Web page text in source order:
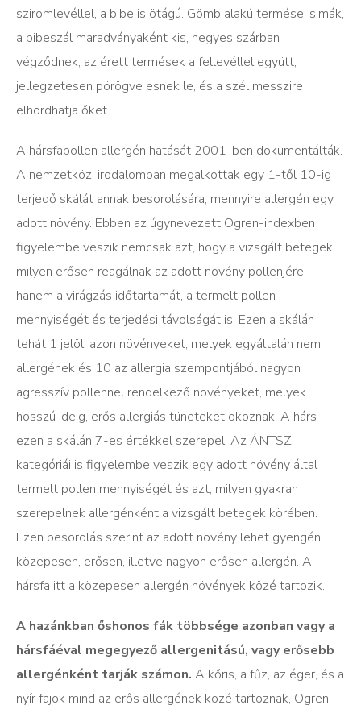
sziromlevéllel, a bibe is ötágú. Gömb alakú termései simák,
a bibeszál maradványaként kis, hegyes szárban
végződnek, az érett termések a fellevéllel együtt,
jellegzetesen pörögve esnek le, és a szél messzire
elhordhatja őket.
A hársfapollen allergén hatását 2001-ben dokumentálták.
A nemzetközi irodalomban megalkottak egy 1-től 10-ig
terjedő skálát annak besorolására, mennyire allergén egy
adott növény. Ebben az úgynevezett Ogren-indexben
figyelembe veszik nemcsak azt, hogy a vizsgált betegek
milyen erősen reagálnak az adott növény pollenjére,
hanem a virágzás időtartamát, a termelt pollen
mennyiségét és terjedési távolságát is. Ezen a skálán
tehát 1 jelöli azon növényeket, melyek egyáltalán nem
allergének és 10 az allergia szempontjából nagyon
agresszív pollennel rendelkező növényeket, melyek
hosszú ideig, erős allergiás tüneteket okoznak. A hárs
ezen a skálán 7-es értékkel szerepel. Az ÁNTSZ
kategóriái is figyelembe veszik egy adott növény által
termelt pollen mennyiségét és azt, milyen gyakran
szerepelnek allergénként a vizsgált betegek körében.
Ezen besorolás szerint az adott növény lehet gyengén,
közepesen, erősen, illetve nagyon erősen allergén. A
hársfa itt a közepesen allergén növények közé tartozik.
A hazánkban őshonos fák többsége azonban vagy a
hársfáéval megegyező allergenitású, vagy erősebb
allergénként tarják számon. A kőris, a fűz, az éger, és a
nyír fajok mind az erős allergének közé tartoznak, Ogren-